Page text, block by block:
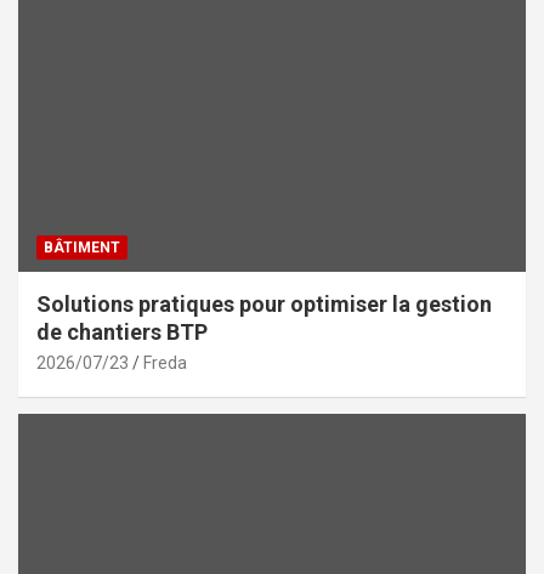
BÂTIMENT
Solutions pratiques pour optimiser la gestion
de chantiers BTP
2026/07/23 Freda